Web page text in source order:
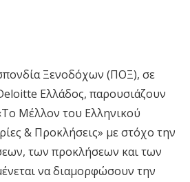
Ξενοδόχων (ΠΟΞ), σε
Ελλάδος, παρουσιάζουν
Μέλλον του Ελληνικού
& Προκλήσεις» με στόχο την
των προκλήσεων και των
να διαμορφώσουν την